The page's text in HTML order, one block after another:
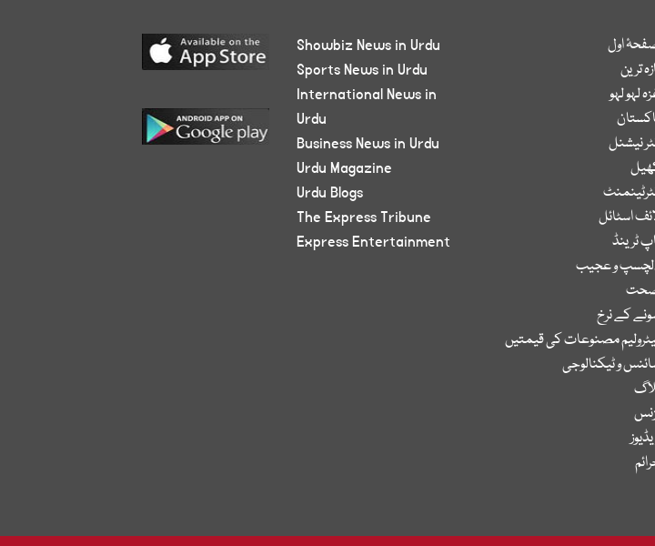
اول
ترین
لہو لہو
نیشنل
اسٹائل
ٹرینڈ
و عجیب
کے نرخ
مصنوعات کی قیمتیں
و ٹیکنالوجی
Showbiz News in Urdu
Sports News in Urdu
International News in
Urdu
Business News in Urdu
Urdu Magazine
Urdu Blogs
The Express Tribune
Express Entertainment